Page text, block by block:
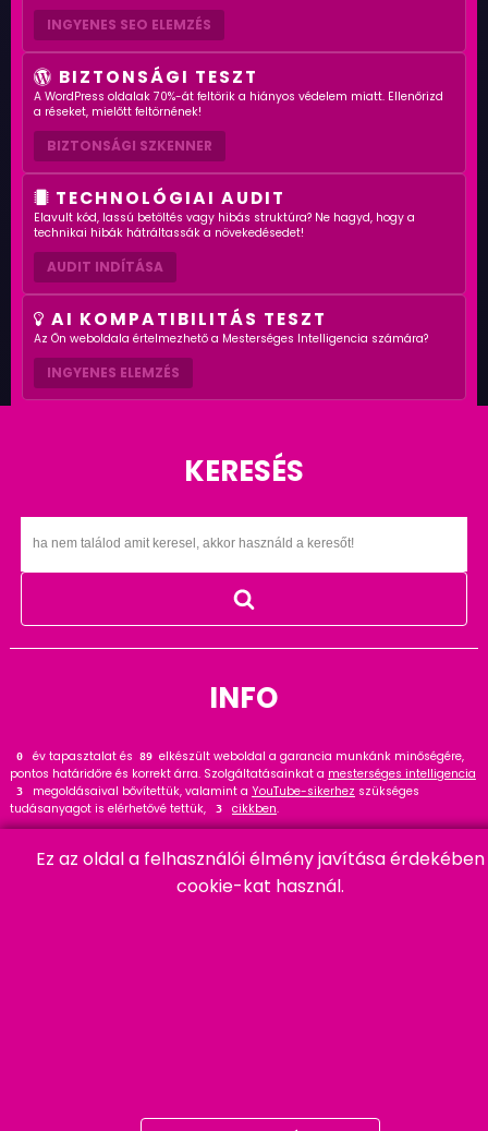
INGYENES SEO ELEMZÉS
BIZTONSÁGI TESZT
A WordPress oldalak 70%-át feltörik a hiányos védelem miatt. Ellenőrizd
a réseket, mielőtt feltörnének!
BIZTONSÁGI SZKENNER
TECHNOLÓGIAI AUDIT
Elavult kód, lassú betöltés vagy hibás struktúra? Ne hagyd, hogy a
technikai hibák hátráltassák a növekedésedet!
AUDIT INDÍTÁSA
AI KOMPATIBILITÁS TESZT
Az Ön weboldala értelmezhető a Mesterséges Intelligencia számára?
INGYENES ELEMZÉS
KERESÉS
INFO
0 év tapasztalat és 112 elkészült weboldal a garancia munkánk minőségére,
pontos határidőre és korrekt árra. Szolgáltatásainkat a mesterséges intelligencia
3 megoldásaival bővítettük, valamint a YouTube-sikerhez szükséges
tudásanyagot is elérhetővé tettük,
3 cikkben.
szakértőként ajánlom a 20 cikket és bővítményt.
Ez az oldal a felhasználói élmény javítása érdekében
cookie-kat használ.